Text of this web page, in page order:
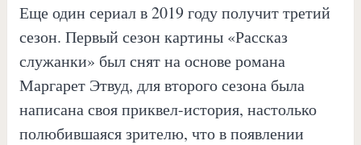
Еще один сериал в 2019 году получит третий
сезон. Первый сезон картины «Рассказ
служанки» был снят на основе романа
Маргарет Этвуд, для второго сезона была
написана своя приквел-история, настолько
полюбившаяся зрителю, что в появлении